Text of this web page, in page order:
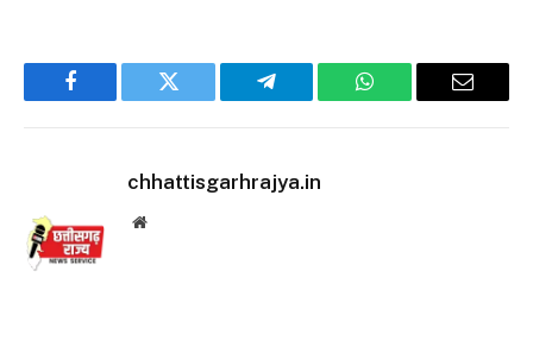
Facebook Twitter Telegram WhatsApp Email
chhattisgarhrajya.in
Website